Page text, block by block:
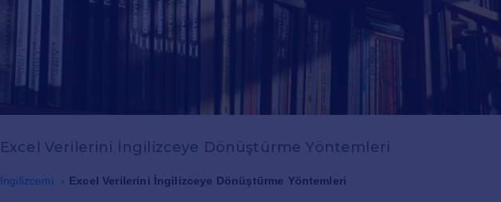
Excel Verilerini İngilizceye Dönüştürme Yöntemleri
İngilizcemi Excel Verilerini İngilizceye Dönüştürme Yöntemleri